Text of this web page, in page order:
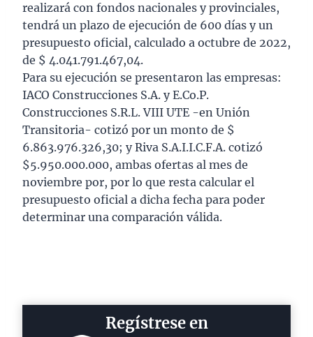
realizará con fondos nacionales y provinciales,
tendrá un plazo de ejecución de 600 días y un
presupuesto oficial, calculado a octubre de 2022,
de $ 4.041.791.467,04.
Para su ejecución se presentaron las empresas:
IACO Construcciones S.A. y E.Co.P.
Construcciones S.R.L. VIII UTE -en Unión
Transitoria- cotizó por un monto de $
6.863.976.326,30; y Riva S.A.I.I.C.F.A. cotizó
$5.950.000.000, ambas ofertas al mes de
noviembre por, por lo que resta calcular el
presupuesto oficial a dicha fecha para poder
determinar una comparación válida.
Regístrese en